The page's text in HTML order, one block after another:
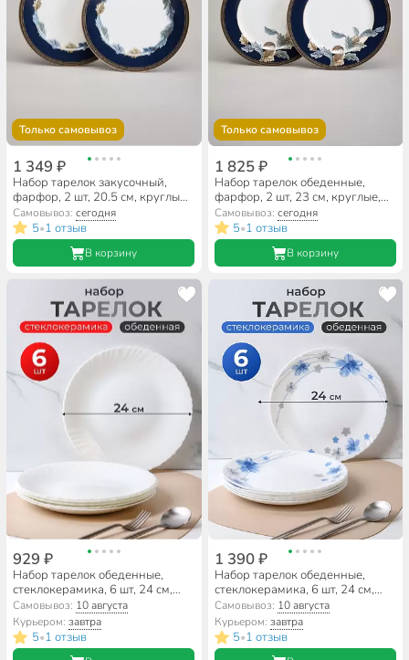
Только самовывоз
1 349 ₽
Набор тарелок закусочный,
фарфор, 2 шт, 20.5 см, круглый,
Art Collection, Lefard, 590-694
Самовывоз:сегодня
5•1 отзыв
В корзину
Только самовывоз
1 825 ₽
Набор тарелок обеденные,
фарфор, 2 шт, 23 см, круглые,
Art Collection, Lefard, 590-690
Самовывоз: сегодня
5•1 отзыв
В корзину
929 ₽
Набор тарелок обеденные,
стеклокерамика, 6 шт, 24 см,
круглые, Опал, LHP95
Самовывоз: 10 августа
Курьером:завтра
5•1 отзыв
1 390 ₽
Набор тарелок обеденные,
стеклокерамика, 6 шт, 24 см,
круглые, Вуаль, LHP95
Самовывоз: 10 августа
Курьером: завтра
5•1 отзыв